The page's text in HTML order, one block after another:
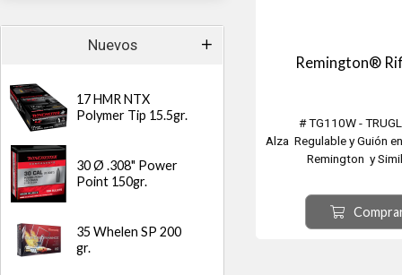
Nuevos
17 HMR NTX
Polymer Tip 15.5gr.
30 Ø .308" Power
Point 150gr.
35 Whelen SP 200
gr.
Remington®
# TG110W -
Alza Regulable y Guión
Remington y
mayoría de los
más recientes de
Remington®